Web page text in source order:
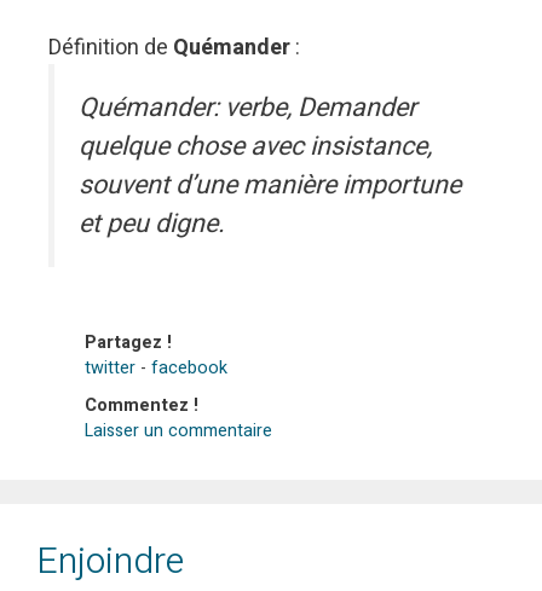
Définition de Quémander:
Quémander: verbe, Demander
quelque chose avec insistance,
souvent d’une manière importune
et peu digne.
Partagez !
twitter - facebook
Commentez !
Laisser un commentaire
Enjoindre